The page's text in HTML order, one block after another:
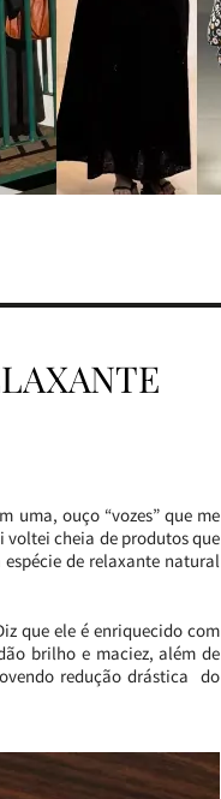
uma, ouço “vozes” que me
voltei cheia de produtos que
espécie de relaxante natural
que ele é enriquecido com
brilho e maciez, além de
redução drástica do